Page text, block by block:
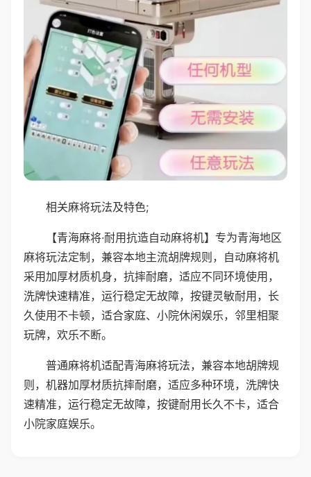
相关麻将玩法及特色;
【青海麻将·耐用抗造自动麻将机】专为青海地区
麻将玩法定制，兼容本地主流胡牌规则，自动麻将机
采用加厚材质机身，抗摔耐磨，适应不同环境使用，
洗牌快速精准，运行稳定无故障，按键灵敏耐用，长
久使用不卡顿，适合家庭、小院休闲娱乐，邻里相聚
玩牌，欢乐不断。
普通麻将机适配青海麻将玩法，兼容本地胡牌规
则，机器加厚材质抗摔耐磨，适应多种环境，洗牌快
速精准，运行稳定无故障，按键耐用长久不卡，适合
小院家庭娱乐。